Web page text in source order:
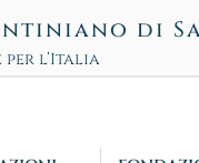
di
per l’Italia